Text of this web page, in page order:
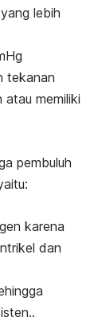
lebih
tekanan
memiliki
pembuluh
karena
dan